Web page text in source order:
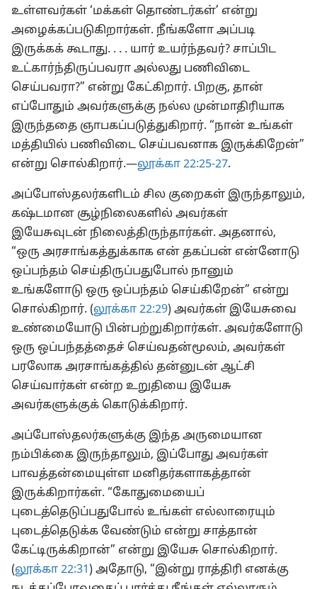
உள்ளவர்கள் ‘மக்கள் தொண்டர்கள்’ என்று
அழைக்கப்படுகிறார்கள். நீங்களோ அப்படி
இருக்கக் கூடாது. . . . யார் உயர்ந்தவர்? சாப்பிட
உட்கார்ந்திருப்பவரா அல்லது பணிவிடை
செய்பவரா?” என்று கேட்கிறார். பிறகு, தான்
எப்போதும் அவர்களுக்கு நல்ல முன்மாதிரியாக
இருந்ததை ஞாபகப்படுத்துகிறார். “நான் உங்கள்
மத்தியில் பணிவிடை செய்பவனாக இருக்கிறேன்”
என்று சொல்கிறார்.—லூக்கா 22:25-27.
அப்போஸ்தலர்களிடம் சில குறைகள் இருந்தாலும்,
கஷ்டமான சூழ்நிலைகளில் அவர்கள்
இயேசுவுடன் நிலைத்திருந்தார்கள். அதனால்,
“ஒரு அரசாங்கத்துக்காக என் தகப்பன் என்னோடு
ஒப்பந்தம் செய்திருப்பதுபோல் நானும்
உங்களோடு ஒரு ஒப்பந்தம் செய்கிறேன்” என்று
சொல்கிறார். (லூக்கா 22:29) அவர்கள் இயேசுவை
உண்மையோடு பின்பற்றுகிறார்கள். அவர்களோடு
ஒரு ஒப்பந்தத்தைச் செய்வதன்மூலம், அவர்கள்
பரலோக அரசாங்கத்தில் தன்னுடன் ஆட்சி
செய்வார்கள் என்ற உறுதியை இயேசு
அவர்களுக்குக் கொடுக்கிறார்.
அப்போஸ்தலர்களுக்கு இந்த அருமையான
நம்பிக்கை இருந்தாலும், இப்போது அவர்கள்
பாவத்தன்மையுள்ள மனிதர்களாகத்தான்
இருக்கிறார்கள். “கோதுமையைப்
புடைத்தெடுப்பதுபோல் உங்கள் எல்லாரையும்
புடைத்தெடுக்க வேண்டும் என்று சாத்தான்
கேட்டிருக்கிறான்” என்று இயேசு சொல்கிறார்.
(லூக்கா 22:31 ) அதோடு, “இன்று ராத்திரி எனக்கு